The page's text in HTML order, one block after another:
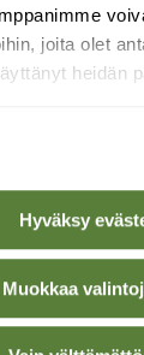
joita olet
heidän
Hyväksy
Muokkaa
Nina
Kilpailun